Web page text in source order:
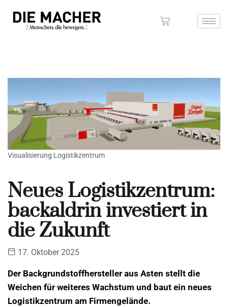
Visualisierung Logistikzentrum
Neues Logistikzentrum:
backaldrin investiert in
die Zukunft
17. Oktober 2025
Der Backgrundstoffhersteller aus Asten stellt die
Weichen für weiteres Wachstum und baut ein neues
Logistikzentrum am Firmengelände.